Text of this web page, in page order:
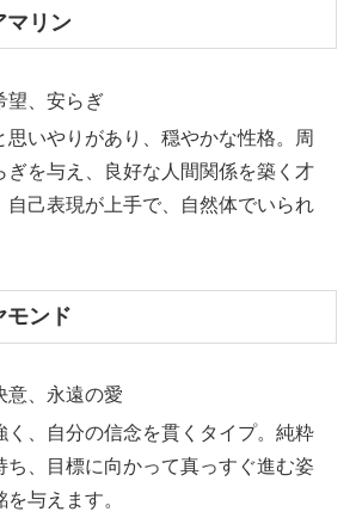
マリン
望、安らぎ
思いやりがあり、穏やかな性格。周
ぎを与え、良好な人間関係を築く才
自己表現が上手で、自然体でいられ
モンド
意、永遠の愛
く、自分の信念を貫くタイプ。純粋
ち、目標に向かって真っすぐ進む姿
与えます。